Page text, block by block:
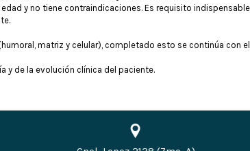
y no tiene contraindicaciones. Es requisito
matriz y celular), completado esto se continúa con
y de la evolución clínica del paciente.